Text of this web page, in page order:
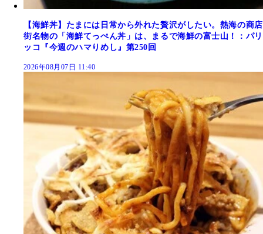
【海鮮丼】たまには日常から外れた贅沢がしたい。熱海の商店
街名物の「海鮮てっぺん丼」は、まるで海鮮の富士山！：パリ
ッコ『今週のハマりめし』第250回
2026年08月07日 11:40